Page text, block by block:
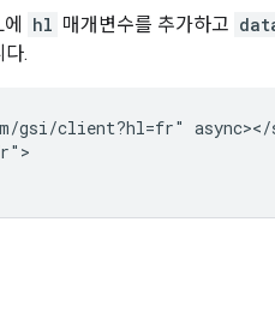
hl 매개변수를 추가하고
다.
gsi/client?hl=fr"